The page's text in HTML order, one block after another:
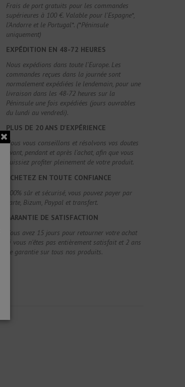
Frais de port gratuits pour les commandes
supérieures à 100 €. Valable pour l'Espagne*,
l'Andorre et le Portugal*. (*Péninsule
uniquement)
EXPÉDITION EN 48-72 HEURES
Nous expédions dans toute l'Europe. Les
commandes reçues dans la journée sont
normalement expédiées le lendemain, pour une
livraison dans les 48-72 heures sur la
Péninsule une fois expédiées (jours ouvrables
du lundi au vendredi).
PLUS DE 20 ANS D'EXPÉRIENCE
Nous vous conseillons et résolvons vos doutes
avant, pendant et après l'achat, afin que vous
puissiez profiter pleinement de votre produit.
ACHETEZ EN TOUTE CONFIANCE
100% sûr et sécurisé, vous pouvez payer par
carte, Bizum, Paypal et transfert.
GARANTIE DE SATISFACTION
Vous avez 15 jours pour retourner votre achat
si vous n'êtes pas entièrement satisfait et 2 ans
de garantie sur tous nos produits.